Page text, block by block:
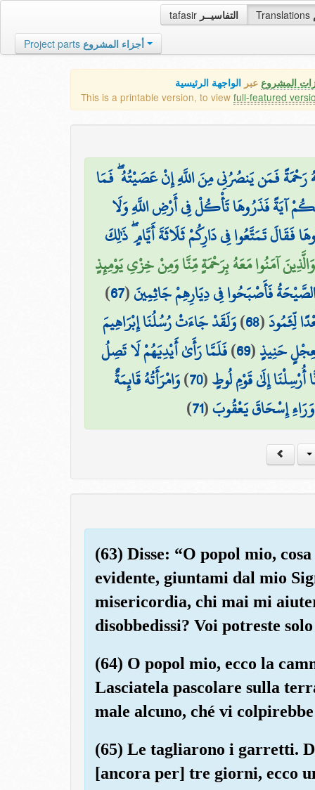
tafasir التفاسيــر Translations
Project parts أجزاء المشروع
المشروع عبر الواجهة الرئيسية
This is a printable version, to view full-featured
رَحْمَةً فَمَن يَنصُرُنِي مِنَ اللَّهِ إِنْ عَصَيْتُهُ ۖ فَمَا
لَكُمْ آيَةً فَذَرُوهَا تَأْكُلْ فِي أَرْضِ اللَّهِ وَلَا
فَقَالَ تَمَتَّعُوا فِي دَارِكُمْ ثَلَاثَةَ أَيَّامٍ ۖ ذَٰلِكَ
آمَنُوا مَعَهُ بِرَحْمَةٍ مِّنَّا وَمِنْ خِزْيِ يَوْمِئِذٍ
فَأَصْبَحُوا فِي دِيَارِهِمْ جَاثِمِينَ(
67
)
لِّثَمُودَ(
68
)وَلَقَدْ جَاءَتْ رُسُلُنَا إِبْرَاهِيمَ
حَنِيذٍ(
69
)فَلَمَّا رَأَىٰ أَيْدِيَهُمْ لَا تَصِلُ
إِلَىٰ قَوْمِ لُوطٍ(
70
)وَامْرَأَتُهُ قَائِمَةٌ
إِسْحَاقَ يَعْقُوبَ(
71
)
(63) Disse: “O popol mio,
evidente, giuntami dal mio
misericordia, chi mai mi
disobbedissi? Voi potreste
(64) O popol mio, ecco la
Lasciatela pascolare sulla
male alcuno, ché vi
(65) Le tagliarono i garretti.
[ancora per] tre giorni, ecco